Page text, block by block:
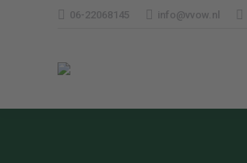
06-22068145 info@vvow.nl